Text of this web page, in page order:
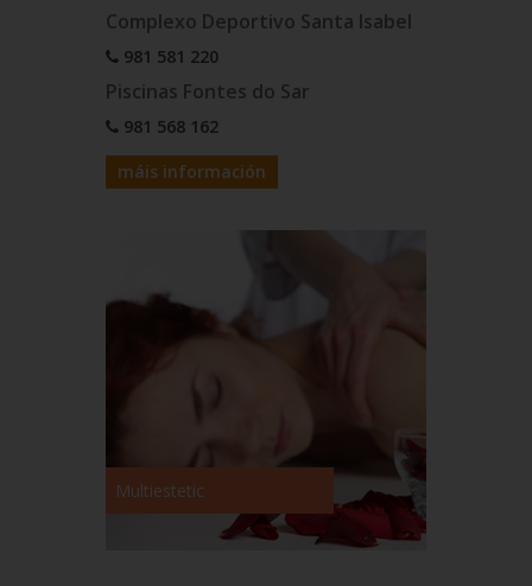
Complexo Deportivo Santa Isabel
981 581 220
Piscinas Fontes do Sar
981 568 162
máis información
Multiestetic